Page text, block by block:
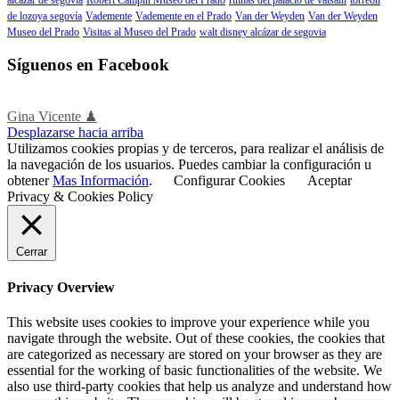
de lozoya segovía Vademente Vademente en el Prado Van der Weyden Van der Weyden
Museo del Prado Visitas al Museo del Prado walt disney alcázar de segovia
Síguenos en Facebook
Gina Vicente ♟
Desplazarse hacia arriba
Utilizamos cookies propias y de terceros, para realizar el análisis de
la navegación de los usuarios. Puedes cambiar la configuración u
obtenerMas Información. Configurar Cookies
Aceptar
Privacy & Cookies Policy
Cerrar
Privacy Overview
This website uses cookies to improve your experience while you
navigate through the website. Out of these cookies, the cookies that
are categorized as necessary are stored on your browser as they are
essential for the working of basic functionalities of the website. We
also use third-party cookies that help us analyze and understand how